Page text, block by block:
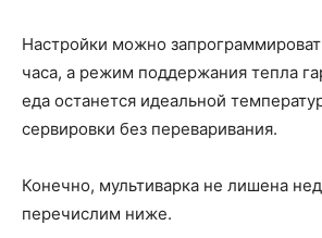
Настройки можно
часа, а режим поддержания тепла
еда останется идеальной
сервировки без переваривания.
Конечно, мультиварка не лишена
перечислим ниже.